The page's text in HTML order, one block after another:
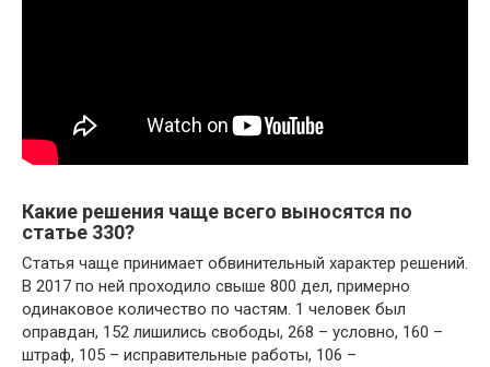
Какие решения чаще всего выносятся по
статье 330?
Статья чаще принимает обвинительный характер решений.
В 2017 по ней проходило свыше 800 дел, примерно
одинаковое количество по частям. 1 человек был
оправдан, 152 лишились свободы, 268 – условно, 160 –
штраф, 105 – исправительные работы, 106 –